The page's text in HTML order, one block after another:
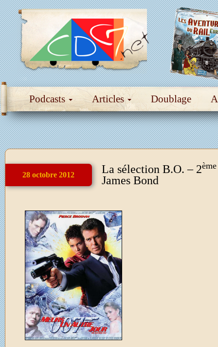
Podcasts Articles Doublage
28 octobre 2012 La sélection B.O. – 2ème
James Bond